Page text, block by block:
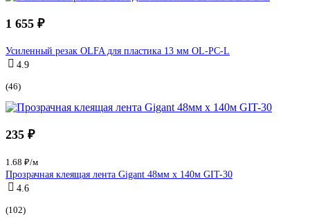
1 655 ₽
Усиленный резак OLFA для пластика 13 мм OL-PC-L
4.9
(46)
235 ₽
1.68 ₽/м
Прозрачная клеящая лента Gigant 48мм х 140м GIT-30
4.6
(102)